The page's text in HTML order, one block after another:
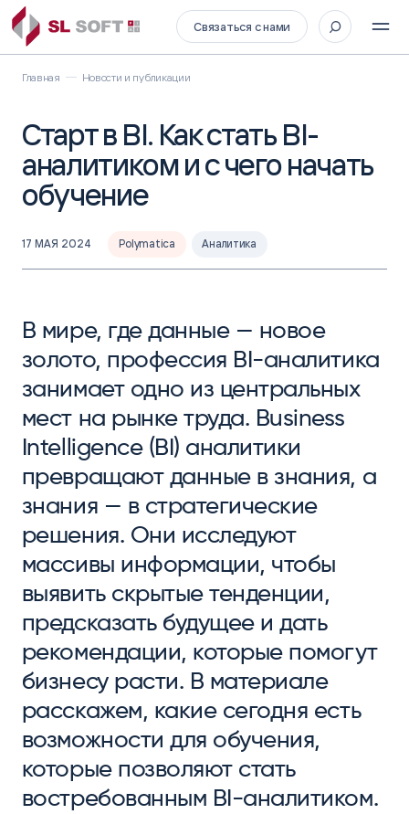
Связаться с нами
Главная Новости и публикации
Старт в BI. Как стать BI-
аналитиком и с чего начать
обучение
17 МАЯ 2024 Polymatica Аналитика
В мире, где данные — новое
золото, профессия BI-аналитика
занимает одно из центральных
мест на рынке труда. Business
Intelligence (BI) аналитики
превращают данные в знания, а
знания — в стратегические
решения. Они исследуют
массивы информации, чтобы
выявить скрытые тенденции,
предсказать будущее и дать
рекомендации, которые помогут
бизнесу расти. В материале
расскажем, какие сегодня есть
возможности для обучения,
которые позволяют стать
востребованным BI-аналитиком.